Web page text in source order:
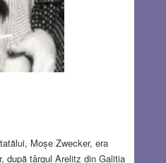
Moșe Zwecker, era
după târgul Arelitz din Galiția